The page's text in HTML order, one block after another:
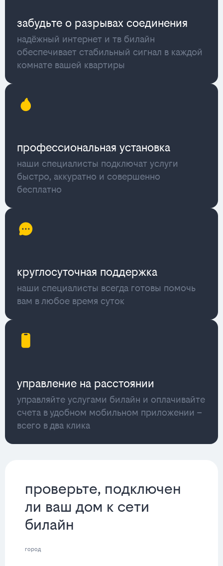
забудьте о разрывах соединения
надёжный интернет и тв билайн
обеспечивает стабильный сигнал в каждой
комнате вашей квартиры
профессиональная установка
наши специалисты подключат услуги
быстро, аккуратно и совершенно
бесплатно
круглосуточная поддержка
наши специалисты всегда готовы помочь
вам в любое время суток
управление на расстоянии
управляйте услугами билайн и оплачивайте
счета в удобном мобильном приложении –
всего в два клика
проверьте, подключен
ли ваш дом к сети
билайн
город